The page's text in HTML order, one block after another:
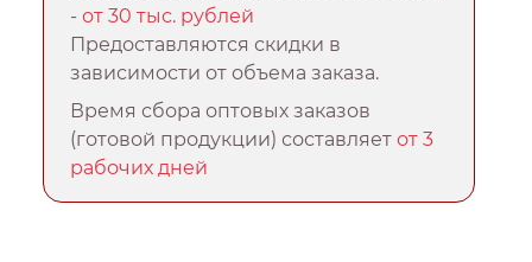
-от 30 тыс. рублей
Предоставляются скидки в
зависимости от объема заказа.
Время сбора оптовых заказов
(готовой продукции) составляетот 3
рабочих дней